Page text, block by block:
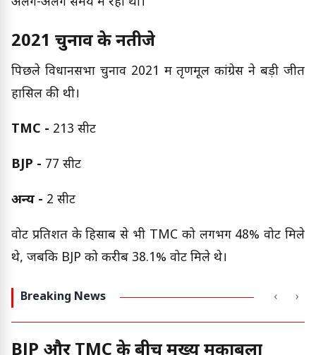
2021 चुनाव के नतीजे
पिछले विधानसभा चुनाव 2021 में तृणमूल कांग्रेस ने बड़ी जीत
हासिल की थी।
TMC - 213 सीटें
BJP - 77 सीटें
अन्य - 2 सीटें
वोट प्रतिशत के हिसाब से भी TMC को लगभग 48% वोट मिले
थे, जबकि BJP को करीब 38.1% वोट मिले थे।
Breaking News ‹ ›